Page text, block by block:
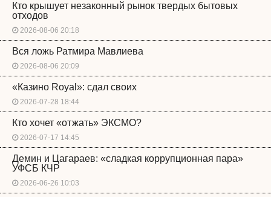
Кто крышует незаконный рынок твердых бытовых
отходов
2026-08-06 20:18
Вся ложь Ратмира Мавлиева
2026-08-06 20:09
«Казино Royal»: сдал своих
2026-07-28 18:44
Кто хочет «отжать» ЭКСМО?
2026-07-17 14:45
Демин и Цагараев: «сладкая коррупционная пара»
УФСБ КЧР
2026-06-26 10:03